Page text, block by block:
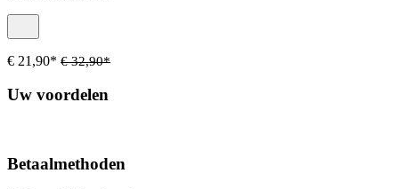
€ 21,90* € 32,90*
Uw voordelen
Betaalmethoden